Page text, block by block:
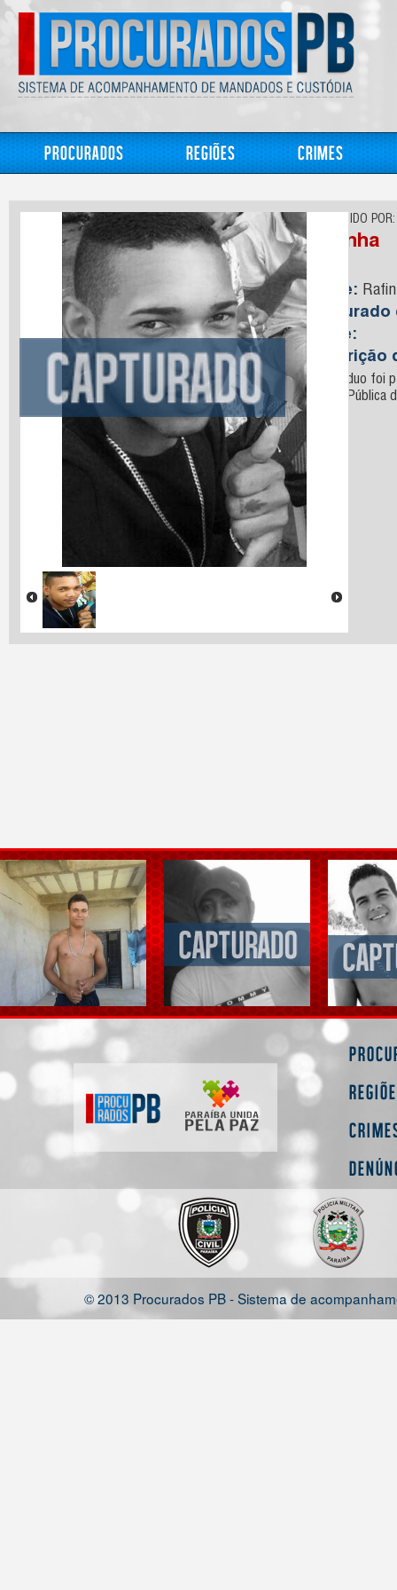
Procurados Regiões Crimes
CONHECIDO POR:
Rafinha
Nome:
Idade:
Descrição
O indivíduo foi
Cadeia Pública
© 2013 Procurados PB - Sistema de